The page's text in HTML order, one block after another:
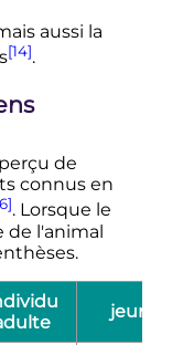
aussi la
[14].
de
connus en
. Lorsque le
de l'animal
jeune